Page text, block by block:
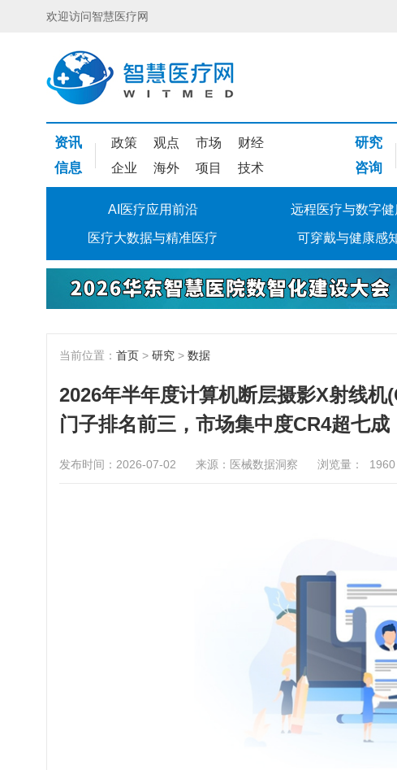
欢迎访问智慧医疗网
资讯 政策 观点 市场 财经
信息 企业 海外 项目 技术
研究
咨询
AI医疗应用前沿 远程医疗与数字健
医疗大数据与精准医疗 可穿戴与健康感
当前位置： 首页 > 研究 > 数据
2026年半年度计算机断层摄影X射线
门子排名前三，市场集中度CR4超七成
发布时间：2026-07-02 来源：医械数据洞察 浏览量： 1960